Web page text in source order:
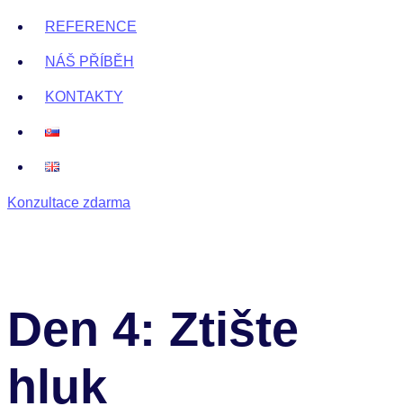
REFERENCE
NÁŠ PŘÍBĚH
KONTAKTY
Konzultace zdarma
Den 4: Ztište
hluk